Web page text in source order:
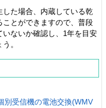
た場合、内蔵している乾
とができますので、普段
ないか確認し、1年を目安
。
別受信機の電池交換(WMV